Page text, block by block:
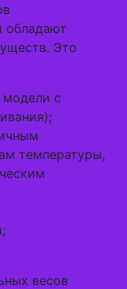
обладают
Это
модели с
температуры,
весов